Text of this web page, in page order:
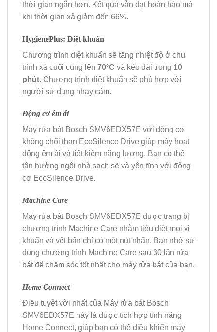
thời gian ngắn hơn. Kết quả vẫn đạt hoàn hảo mà
khi thời gian xả giảm đến 66%.
HygienePlus: Diệt khuẩn
Chương trình diệt khuẩn sẽ tăng nhiệt độ ở chu
trình xả cuối cùng lên 70ºC và kéo dài trong 10
phút. Chương trình diệt khuẩn sẽ phù hợp với
người sử dụng nhạy cảm.
Động cơ êm ái
Máy rửa bát Bosch SMV6EDX57E với động cơ
không chổi than EcoSilence Drive giúp máy hoạt
động êm ái và tiết kiệm năng lượng. Bạn có thể
tận hưởng ngôi nhà sạch sẽ và yên tĩnh với động
cơ EcoSilence Drive.
Machine Care
Máy rửa bát Bosch SMV6EDX57E được trang bị
chương trình Machine Care nhằm tiêu diệt mọi vi
khuẩn và vết bẩn chỉ có một nút nhấn. Bạn nhớ sử
dụng chương trình Machine Care sau 30 lần rửa
bát để chăm sóc tốt nhất cho máy rửa bát của bạn.
Home Connect
Điều tuyệt vời nhất của Máy rửa bát Bosch
SMV6EDX57E này là được tích hợp tính năng
Home Connect, giúp bạn có thể điều khiển máy